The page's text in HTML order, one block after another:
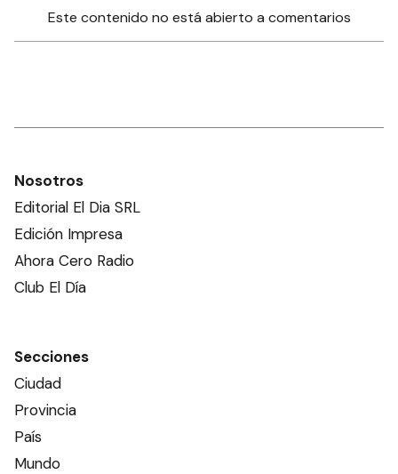
Este contenido no está abierto a comentarios
Nosotros
Editorial El Dia SRL
Edición Impresa
Ahora Cero Radio
Club El Día
Secciones
Ciudad
Provincia
País
Mundo